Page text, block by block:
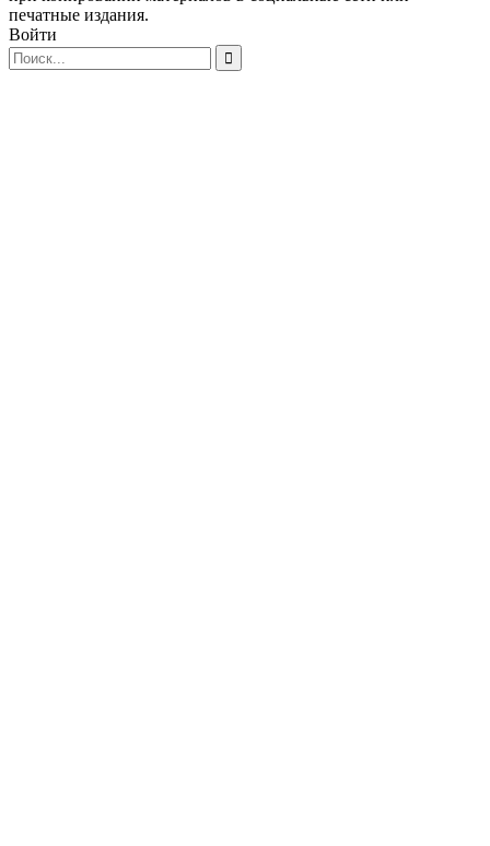
печатные издания.
Войти